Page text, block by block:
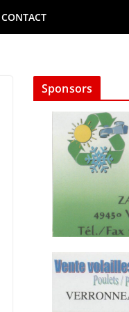
CONTACT
Sponsors